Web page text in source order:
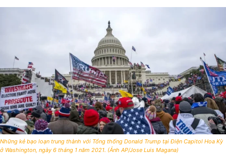
Những kẻ bạo loạn trung thành với Tổng thống Donald Trump tại Điện Capitol Hoa Kỳ
ở Washington, ngày 6 tháng 1 năm 2021. (Ảnh AP/Jose Luis Magana)